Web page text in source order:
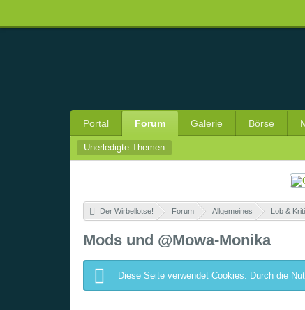
Portal Forum Galerie Börse
Unerledigte Themen
Der Wirbellotse! Forum» Allgemeines Lob &
Mods und @Mowa-Monika
Diese Seite verwendet Cookies. Durch die